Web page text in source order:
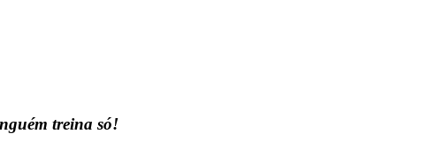
treina só!